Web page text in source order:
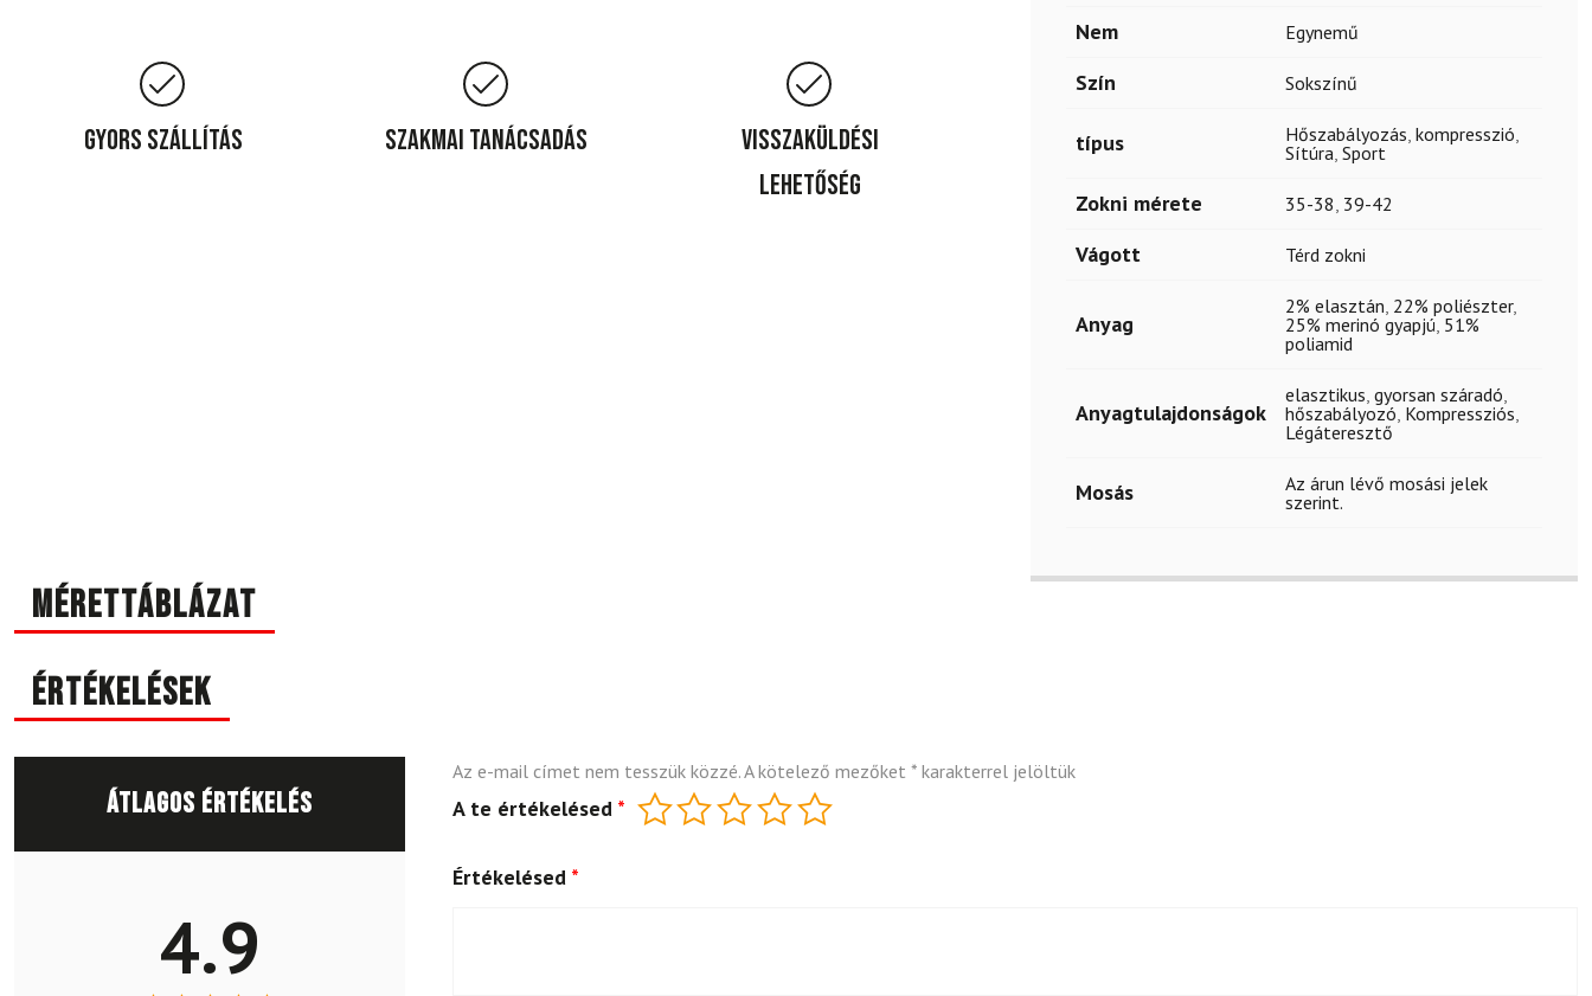
Gyors szállítás Szakmai tanácsadás
Visszaküldési
lehetőség
Nem Egynemű
Szín Sokszínű
típus Hőszabályozás, kompresszió,
Sítúra, Sport
Zokni mérete 35-38, 39-42
Vágott Térd zokni
Anyag
2% elasztán, 22% poliészter,
25% merinó gyapjú, 51%
poliamid
Anyagtulajdonságok
elasztikus, gyorsan száradó,
hőszabályozó, Kompressziós,
Légáteresztő
Mosás
Az árun lévő mosási jelek
szerint.
Mérettáblázat
Értékelések
Átlagos értékelés
4.9
Az e-mail címet nem tesszük közzé.A kötelező mezőket *karakterrel jelöltük
A te értékelésed *
Értékelésed *